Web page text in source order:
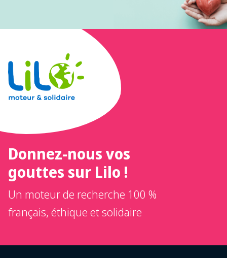
Donnez-nous vos
gouttes sur Lilo !
Un moteur de recherche 100 %
français, éthique et solidaire